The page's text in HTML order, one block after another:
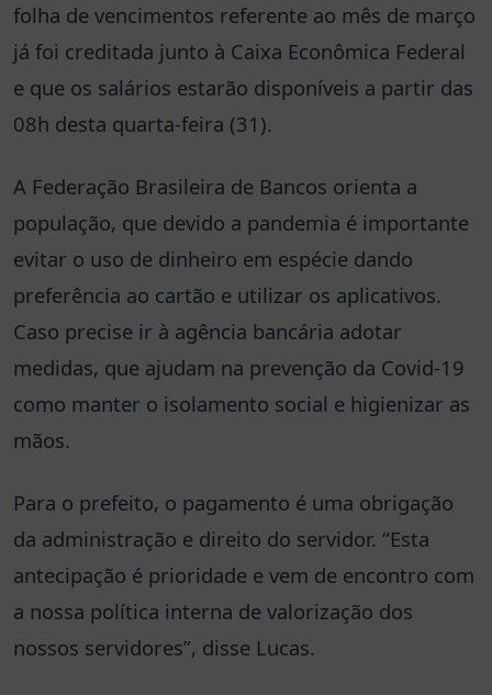
folha de vencimentos referente ao mês de março
já foi creditada junto à Caixa Econômica Federal
e que os salários estarão disponíveis a partir das
08h desta quarta-feira (31).
A Federação Brasileira de Bancos orienta a
população, que devido a pandemia é importante
evitar o uso de dinheiro em espécie dando
preferência ao cartão e utilizar os aplicativos.
Caso precise ir à agência bancária adotar
medidas, que ajudam na prevenção da Covid-19
como manter o isolamento social e higienizar as
mãos.
Para o prefeito, o pagamento é uma obrigação
da administração e direito do servidor. “Esta
antecipação é prioridade e vem de encontro com
a nossa política interna de valorização dos
nossos servidores”, disse Lucas.